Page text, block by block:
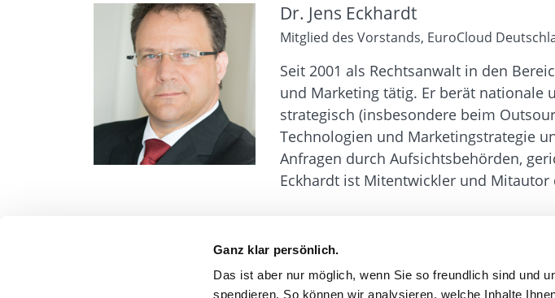
Ganz klar persönlich.
Das ist aber nur möglich, wenn Sie so freundlich sind und
spendieren. So können wir analysieren, welche Inhalte
Dr. Jens Eckhardt
Mitglied des Vorstands, EuroCloud
Seit 2001 als Rechtsanwalt in den
und Marketing tätig. Er berät nationale
strategisch (insbesondere beim
Technologien und Marketingstrategie
Anfragen durch Aufsichtsbehörden,
Eckhardt ist Mitentwickler und Mitautor